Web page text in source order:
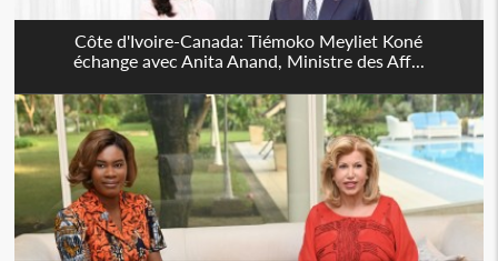
Côte d'Ivoire-Canada: Tiémoko Meyliet Koné
échange avec Anita Anand, Ministre des Aff...